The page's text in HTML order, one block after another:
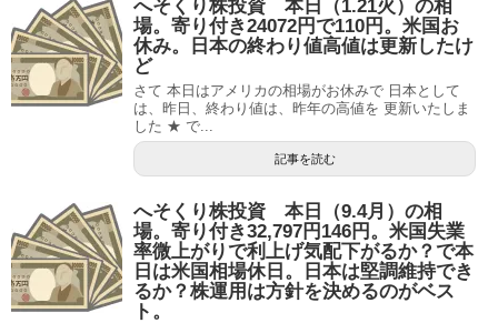
へそくり株投資 本日（1.21火）の相
場。寄り付き24072円で110円。米国お
休み。日本の終わり値高値は更新したけ
ど
さて 本日はアメリカの相場がお休みで 日本として
は、昨日、終わり値は、昨年の高値を 更新いたしま
した ★ で...
記事を読む
へそくり株投資 本日（9.4月）の相
場。寄り付き32,797円146円。米国失業
率微上がりで利上げ気配下がるか？で本
日は米国相場休日。日本は堅調維持でき
るか？株運用は方針を決めるのがベス
ト。